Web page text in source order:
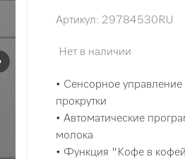
Артикул: 29784530RU
Нет в наличии
• Сенсорное
прокрутки
• Автоматические
молока
• Функция "Кофе в